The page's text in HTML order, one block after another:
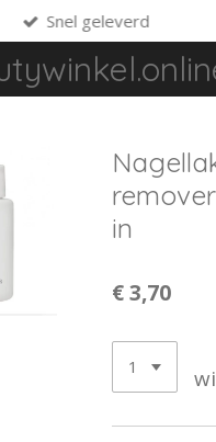
Snel geleverd
in
€ 3,70